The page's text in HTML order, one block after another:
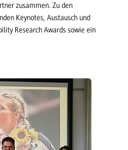
zusammen. Zu den
Keynotes, Austausch und
Research Awards sowie ein